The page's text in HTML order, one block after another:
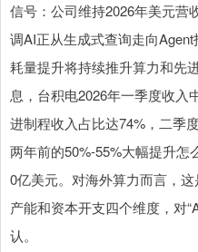
信号：公司维持2026年美元营
调AI正从生成式查询走向
耗量提升将持续推升算力和先
息，台积电2026年一季度收入
进制程收入占比达74%，二季
两年前的50%-55%大幅提升怎
0亿美元。对海外算力而言，这
产能和资本开支四个维度，对
认。